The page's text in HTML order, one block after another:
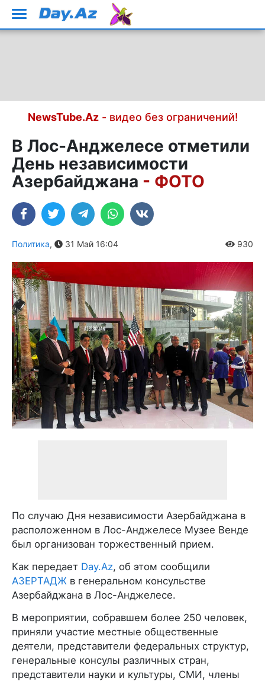
NewsTube.Az- видео без ограничений!
В Лос-Анджелесе отметили
День независимости
Азербайджана - ФОТО
Политика, 31 Май 16:04 930
По случаю Дня независимости Азербайджана в
расположенном в Лос-Анджелесе Музее Венде
был организован торжественный прием.
Как передает Day.Az, об этом сообщили
АЗЕРТАДЖ в генеральном консульстве
Азербайджана в Лос-Анджелесе.
В мероприятии, собравшем более 250 человек,
приняли участие местные общественные
деятели, представители федеральных структур,
генеральные консулы различных стран,
представители науки и культуры, СМИ, члены